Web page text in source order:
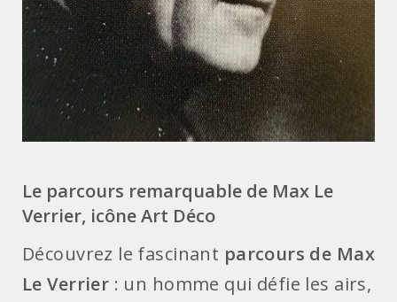
Le parcours remarquable de Max Le
Verrier, icône Art Déco
Découvrez le fascinant parcours de Max
Le Verrier : un homme qui défie les airs,